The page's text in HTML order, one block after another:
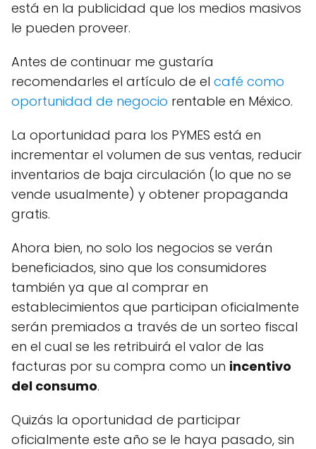
está en la publicidad que los medios masivos
le pueden proveer.
Antes de continuar me gustaría
recomendarles el artículo de el café como
oportunidad de negocio rentable en México.
La oportunidad para los PYMES está en
incrementar el volumen de sus ventas, reducir
inventarios de baja circulación (lo que no se
vende usualmente) y obtener propaganda
gratis.
Ahora bien, no solo los negocios se verán
beneficiados, sino que los consumidores
también ya que al comprar en
establecimientos que participan oficialmente
serán premiados a través de un sorteo fiscal
en el cual se les retribuirá el valor de las
facturas por su compra como un incentivo
del consumo.
Quizás la oportunidad de participar
oficialmente este año se le haya pasado, sin